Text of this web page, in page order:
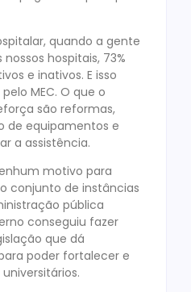
quando a gente
hospitais, 73%
e inativos. E isso
MEC. O que o
são reformas,
de equipamentos e
a assistência.
motivo para
conjunto de instâncias
pública
conseguiu fazer
que dá
poder fortalecer e